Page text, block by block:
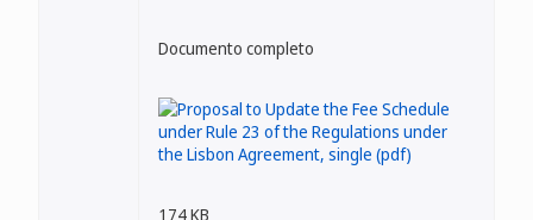
Documento completo
174 KB